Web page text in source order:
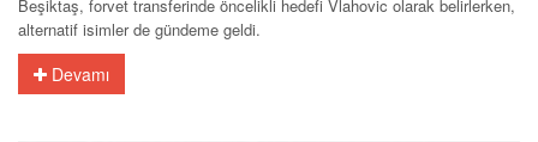
Beşiktaş, forvet transferinde öncelikli hedefi Vlahovic olarak belirlerken,
alternatif isimler de gündeme geldi.
Devamı